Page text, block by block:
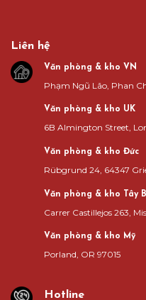
Liên hệ
Văn phòng & kho VN
Phạm Ngũ Lão, Phan
Văn phòng & kho UK
6B Almington Street,
Văn phòng & kho Đức
Rübgrund 24, 64347
Văn phòng & kho Tây
Carrer Castillejos 263,
Văn phòng & kho Mỹ
Porland, OR 97015
Hotline